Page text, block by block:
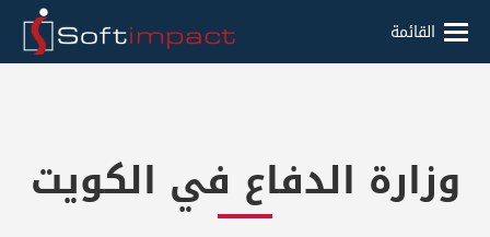
القائمة
وزارة الدفاع في الكويت